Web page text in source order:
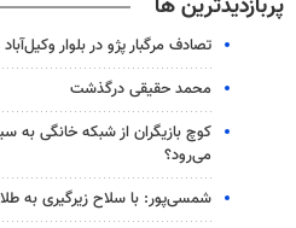
تصادف مرگبار پژو در بلوار
محمد حقیقی درگذشت
کوچ بازیگران از شبکه خانگی
می‌رود؟
شمسی‌پور: با سلاح زیرگیری به